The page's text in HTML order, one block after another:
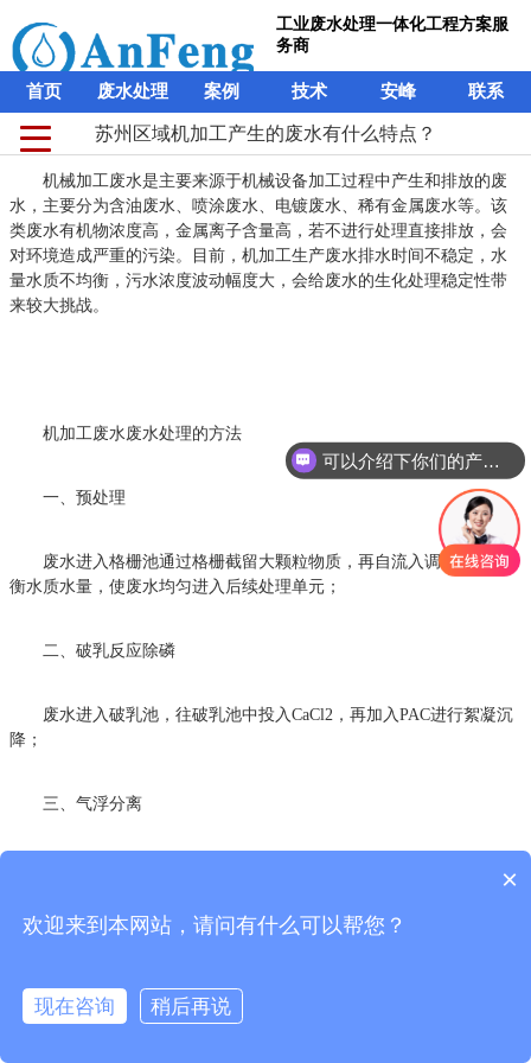
工业废水处理一体化工程方案服
务商
首页 废水处理 案例 技术 安峰 联系
苏州区域机加工产生的废水有什么特点？
机械加工废水是主要来源于机械设备加工过程中产生和排放的废
水，主要分为含油废水、喷涂废水、电镀废水、稀有金属废水等。该
类废水有机物浓度高，金属离子含量高，若不进行处理直接排放，会
对环境造成严重的污染。目前，机加工生产废水排水时间不稳定，水
量水质不均衡，污水浓度波动幅度大，会给废水的生化处理稳定性带
来较大挑战。
机加工废水废水处理的方法
一、预处理
废水进入格栅池通过格栅截留大颗粒物质，再自流入调节池以平
衡水质水量，使废水均匀进入后续处理单元；
二、破乳反应除磷
废水进入破乳池，往破乳池中投入CaCl2，再加入PAC进行絮凝沉
降；
三、气浮分离
废水自流入沉淀池中，生化处理造成的固体杂质会随废水流出，
可以介绍下你们的产品么？
×
欢迎来到本网站，请问有什么可以帮您？
现在咨询 稍后再说